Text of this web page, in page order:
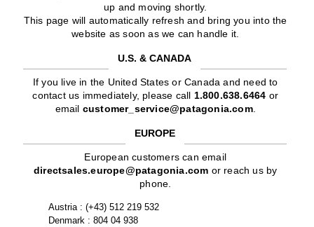
up and moving shortly.
This page will automatically refresh and bring you into the
website as soon as we can handle it.
U.S. & CANADA
If you live in the United States or Canada and need to
contact us immediately, please call 1.800.638.6464 or
email customer_service@patagonia.com.
EUROPE
European customers can email
directsales.europe@patagonia.com or reach us by
phone.
Austria : (+43) 512 219 532
Denmark : 804 04 938